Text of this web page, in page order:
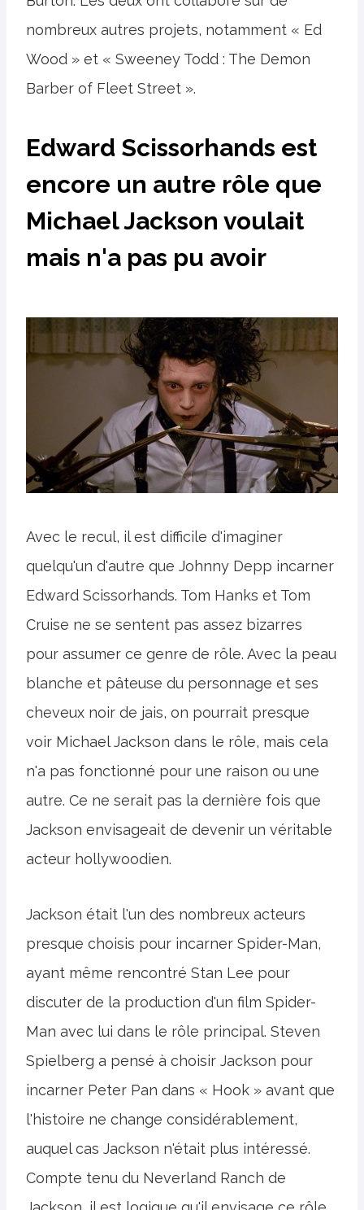
nombreux autres projets, notamment « Ed
Wood » et « Sweeney Todd : The Demon
Barber of Fleet Street ».
Edward Scissorhands est
encore un autre rôle que
Michael Jackson voulait
mais n'a pas pu avoir
Avec le recul, il est difficile d'imaginer
quelqu'un d'autre que Johnny Depp incarner
Edward Scissorhands. Tom Hanks et Tom
Cruise ne se sentent pas assez bizarres
pour assumer ce genre de rôle. Avec la peau
blanche et pâteuse du personnage et ses
cheveux noir de jais, on pourrait presque
voir Michael Jackson dans le rôle, mais cela
n'a pas fonctionné pour une raison ou une
autre. Ce ne serait pas la dernière fois que
Jackson envisageait de devenir un véritable
acteur hollywoodien.
Jackson était l'un des nombreux acteurs
presque choisis pour incarner Spider-Man,
ayant même rencontré Stan Lee pour
discuter de la production d'un film Spider-
Man avec lui dans le rôle principal. Steven
Spielberg a pensé à choisir Jackson pour
incarner Peter Pan dans « Hook » avant que
l'histoire ne change considérablement,
auquel cas Jackson n'était plus intéressé.
Compte tenu du Neverland Ranch de